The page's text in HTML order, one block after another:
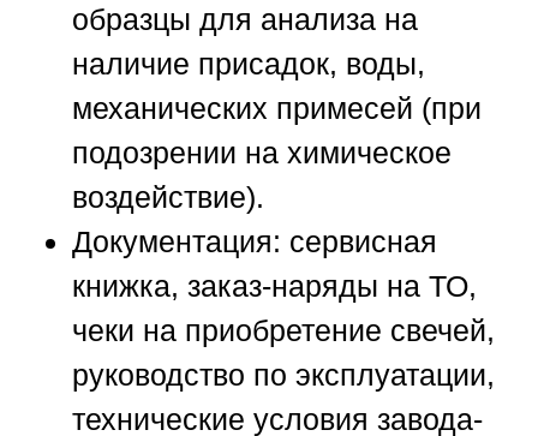
образцы для анализа на
наличие присадок, воды,
механических примесей (при
подозрении на химическое
воздействие).
Документация: сервисная
книжка, заказ-наряды на ТО,
чеки на приобретение свечей,
руководство по эксплуатации,
технические условия завода-